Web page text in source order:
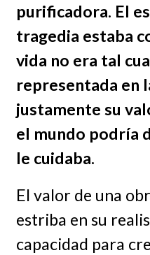
purificadora. El
tragedia estaba
vida no era tal
representada en
justamente su
el mundo podría
le cuidaba.
El valor de una
estriba en su
capacidad para